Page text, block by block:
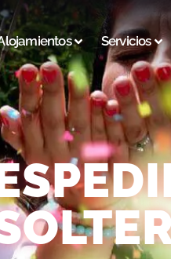
Servicios